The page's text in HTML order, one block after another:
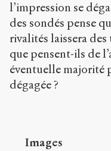
l’impression se
des sondés pense
rivalités laissera
que pensent-ils de
éventuelle majorité
dégagée ?
Images